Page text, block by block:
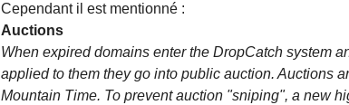
Cependant il est mentionné :
Auctions
When expired domains enter the DropCatch system
applied to them they go into public auction. Auctions
Mountain Time. To prevent auction "sniping", a new